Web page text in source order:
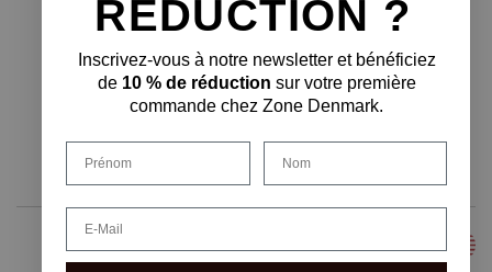
FORME DE LIVRAISON
RÉDUCTION ?
Inscrivez-vous à notre newsletter et bénéficiez
de 10 % de réduction sur votre première
commande chez Zone Denmark.
Prénom Nom
Email